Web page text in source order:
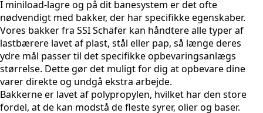
I miniload-lagre og på dit banesystem er det ofte
nødvendigt med bakker, der har specifikke egenskaber.
Vores bakker fra SSI Schäfer kan håndtere alle typer af
lastbærere lavet af plast, stål eller pap, så længe deres
ydre mål passer til det specifikke opbevaringsanlægs
størrelse. Dette gør det muligt for dig at opbevare dine
varer direkte og undgå ekstra arbejde.
Bakkerne er lavet af polypropylen, hvilket har den store
fordel, at de kan modstå de fleste syrer, olier og baser.